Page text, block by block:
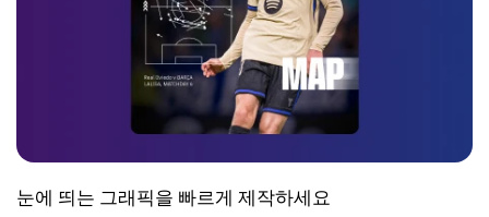
눈에 띄는 그래픽을 빠르게 제작하세요